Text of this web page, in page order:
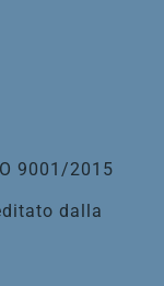
9001/2015
dalla